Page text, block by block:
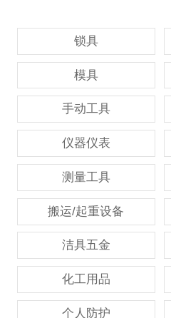
锁具
模具
手动工具
仪器仪表
测量工具
搬运/起重设备
洁具五金
化工用品
个人防护